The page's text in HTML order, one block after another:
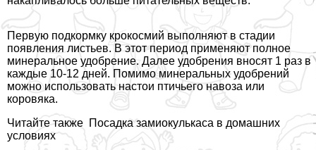
Первую подкормку крокосмий выполняют в стадии
появления листьев. В этот период применяют полное
минеральное удобрение. Далее удобрения вносят 1 раз в
каждые 10-12 дней. Помимо минеральных удобрений
можно использовать настои птичьего навоза или
коровяка.
Читайте также Посадка замиокулькаса в домашних
условиях